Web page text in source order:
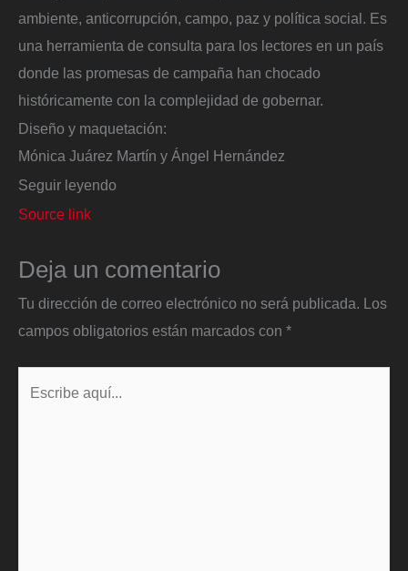
ambiente, anticorrupción, campo, paz y política social. Es
una herramienta de consulta para los lectores en un país
donde las promesas de campaña han chocado
históricamente con la complejidad de gobernar.
Diseño y maquetación:
Mónica Juárez Martín y Ángel Hernández
Seguir leyendo
Source link
Deja un comentario
Tu dirección de correo electrónico no será publicada. Los
campos obligatorios están marcados con *